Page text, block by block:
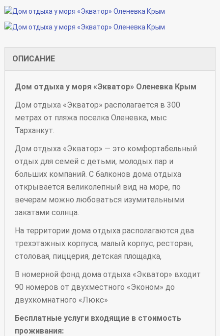
ОПИСАНИЕ
Дом отдыха у моря «Экватор» Оленевка Крым
Дом отдыха «Экватор» располагается в 300
метрах от пляжа поселка Оленевка, мыс
Тарханкут.
Дом отдыха «Экватор» — это комфортабельный
отдых для семей с детьми, молодых пар и
больших компаний. С балконов дома отдыха
открывается великолепный вид на море, по
вечерам можно любоваться изумительными
закатами солнца.
На территории дома отдыха располагаются два
трехэтажных корпуса, малый корпус, ресторан,
столовая, пиццерия, детская площадка,
В номерной фонд дома отдыха «Экватор» входит
90 номеров от двухместного «Эконом» до
двухкомнатного «Люкс»
Бесплатные услуги входящие в стоимость
проживания: